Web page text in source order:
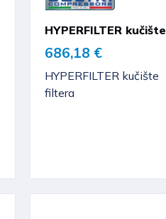
HYPERFILTER kučište
686,18 €
HYPERFILTER kučište
filtera